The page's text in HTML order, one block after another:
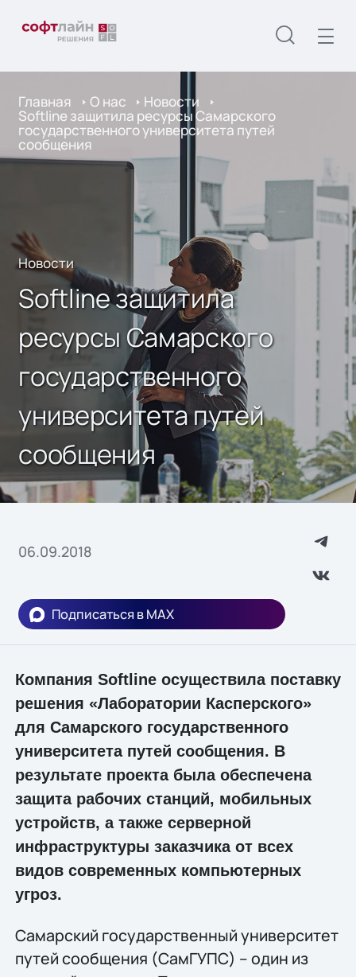
Главная О нас Новости
Softline защитила ресурсы Самарского
государственного университета путей
сообщения
Новости
Softline защитила
ресурсы Самарского
государственного
университета путей
сообщения
06.09.2018
Подписаться в MAX
Компания Softline осуществила поставку
решения «Лаборатории Касперского»
для Самарского государственного
университета путей сообщения. В
результате проекта была обеспечена
защита рабочих станций, мобильных
устройств, а также серверной
инфраструктуры заказчика от всех
видов современных компьютерных
угроз.
Самарский государственный университет
путей сообщения (СамГУПС) – один из